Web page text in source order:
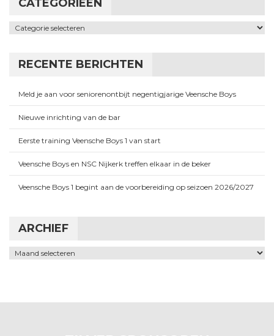
CATEGORIEËN
Categorieën
RECENTE BERICHTEN
Meld je aan voor seniorenontbijt negentigjarige Veensche Boys
Nieuwe inrichting van de bar
Eerste training Veensche Boys 1 van start
Veensche Boys en NSC Nijkerk treffen elkaar in de beker
Veensche Boys 1 begint aan de voorbereiding op seizoen 2026/2027
ARCHIEF
Archief